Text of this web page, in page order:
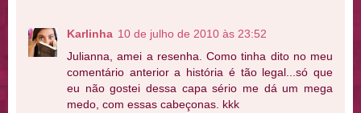
Karlinha 10 de julho de 2010 às 23:52
Julianna, amei a resenha. Como tinha dito no meu
comentário anterior a história é tão legal...só que
eu não gostei dessa capa sério me dá um mega
medo, com essas cabeçonas. kkk